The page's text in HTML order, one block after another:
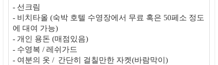
- 선크림
- 비치타올 (숙박 호텔 수영장에서 무료 혹은 50페소 정도
에 대여 가능)
- 개인 용돈 (매점있음)
- 수영복 / 레쉬가드
- 여분의 옷 / 간단히 걸칠만한 자켓(바람막이)